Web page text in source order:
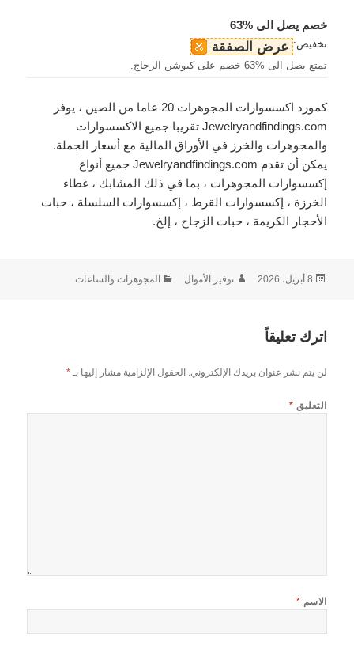
خصم يصل الى %63
تخفيض: عرض الصفقة
تمتع يصل الى %63 خصم على كبوشن الزجاج.
كمورد اكسسوارات المجوهرات 20 عاما من الصين ، يوفر
Jewelryandfindings.com تقريبا جميع الاكسسوارات
والمجوهرات والخرز في الأوراق المالية مع أسعار الجملة.
يمكن أن تقدم Jewelryandfindings.com جميع أنواع
إكسسوارات المجوهرات ، بما في ذلك المشابك ، غطاء
الخرزة ، إكسسوارات القرط ، إكسسوارات السلسلة ، حبات
الأحجار الكريمة ، حبات الزجاج ، إلخ.
نُشرت
8 أبريل، 2026 الكاتب
توفير الأموال التصنيفات
المجوهرات والساعات
اترك تعليقاً
لن يتم نشر عنوان بريدك الإلكتروني. الحقول الإلزامية مشار إليها بـ*
التعليق *
الاسم *